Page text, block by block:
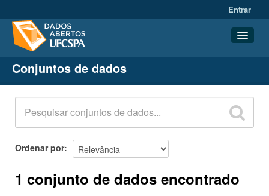
Entrar
Conjuntos de dados
Organizações
Grupos
Sobre
Conjuntos de dados
Ordenar por
1 conjunto de dados encontrado